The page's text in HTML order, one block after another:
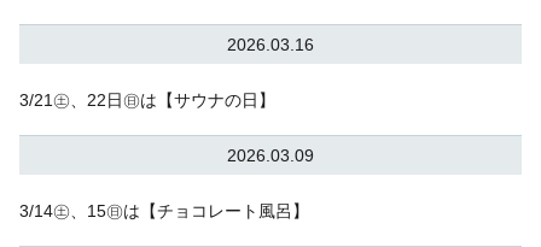
2026.03.16
3/21㊏、22日㊐は【サウナの日】
2026.03.09
3/14㊏、15㊐は【チョコレート風呂】